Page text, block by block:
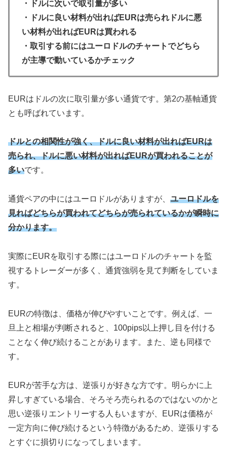
・ドルに次いで取引量が多い
・ドルに良い材料が出ればEURは売られドルに悪
い材料が出ればEURは買われる
・取引する前にはユーロドルのチャートでどちら
が主導で動いているかチェック
EURはドルの次に取引量が多い通貨です。第2の基軸通貨
とも呼ばれています。
ドルとの相関性が強く、ドルに良い材料が出ればEURは
売られ、ドルに悪い材料が出ればEURが買われることが
多いです。
通貨ペアの中にはユーロドルがありますが、 ユーロドルを
見ればどちらが買われてどちらが売られているかが瞬時に
分かります。
実際にEURを取引する際にはユーロドルのチャートを監
視するトレーダーが多く、通貨強弱を見て判断をしていま
す。
EURの特徴は、価格が伸びやすいことです。例えば、一
旦上と相場が判断されると、100pips以上押し目を付ける
ことなく伸び続けることがあります。また、逆も同様で
す。
EURが苦手な方は、逆張りが好きな方です。明らかに上
昇しすぎている場合、そろそろ売られるのではないのかと
思い逆張りエントリーする人もいますが、EURは価格が
一定方向に伸び続けるという特徴があるため、逆張りする
とすぐに損切りになってしまいます。